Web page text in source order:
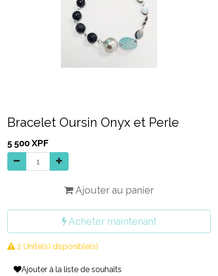
Bracelet Oursin Onyx et Perle
5 500XPF
Ajouter au panier
Acheter maintenant
2 Unité(s) disponible(s)
Ajouter à la liste de souhaits